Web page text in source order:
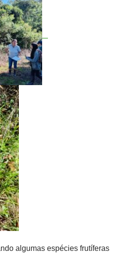
algumas espécies frutíferas